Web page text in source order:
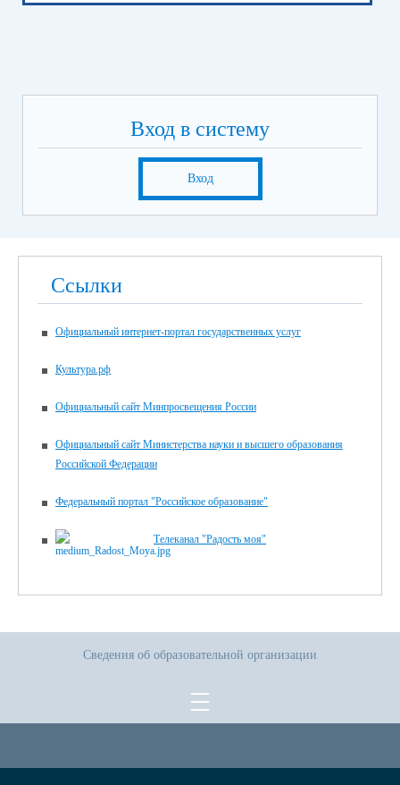
Вход в систему
Вход
Ссылки
Официальный интернет-портал государственных услуг
Культура.рф
Официальный сайт Минпросвещения России
Официальный сайт Министерства науки и высшего образования
Российской Федерации
Федеральный портал "Российское образование"
Телеканал "Радость моя"
Сведения об образовательной организации